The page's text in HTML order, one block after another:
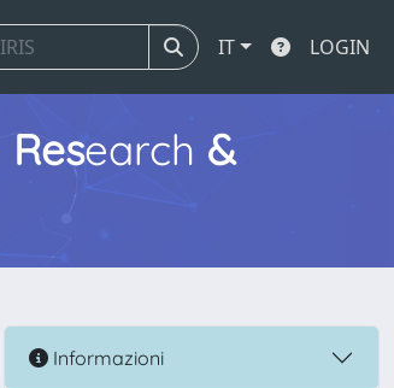
IT LOGIN
Research &
Informazioni